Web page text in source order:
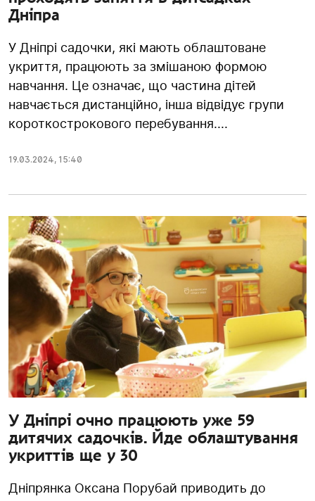
Дніпра
У Дніпрі садочки, які мають облаштоване
укриття, працюють за змішаною формою
навчання. Це означає, що частина дітей
навчається дистанційно, інша відвідує групи
короткострокового перебування....
19.03.2024, 15:40
У Дніпрі очно працюють уже 59
дитячих садочків. Йде облаштування
укриттів ще у 30
Дніпрянка Оксана Порубай приводить до